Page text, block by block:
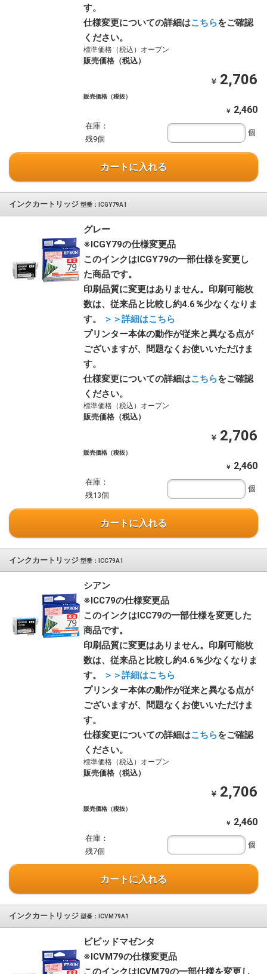
す。
仕様変更についての詳細はこちらをご確認
ください。
標準価格（税込）オープン
販売価格（税込）
￥ 2,706
販売価格（税抜）
￥ 2,460
在庫：
残9個
個
カートに入れる
インクカートリッジ 型番：ICGY79A1
グレー
※ICGY79の仕様変更品
このインクはICGY79の一部仕様を変更し
た商品です。
印刷品質に変更はありません。印刷可能枚
数は、従来品と比較し約4.6％少なくなりま
す。
＞＞詳細はこちら
プリンター本体の動作が従来と異なる点が
ございますが、問題なくお使いいただけま
す。
仕様変更についての詳細はこちらをご確認
ください。
標準価格（税込）オープン
販売価格（税込）
￥ 2,706
販売価格（税抜）
￥ 2,460
在庫：
残13個
個
カートに入れる
インクカートリッジ 型番：ICC79A1
シアン
※ICC79の仕様変更品
このインクはICC79の一部仕様を変更した
商品です。
印刷品質に変更はありません。印刷可能枚
数は、従来品と比較し約4.6％少なくなりま
す。
＞＞詳細はこちら
プリンター本体の動作が従来と異なる点が
ございますが、問題なくお使いいただけま
す。
仕様変更についての詳細はこちらをご確認
ください。
標準価格（税込）オープン
販売価格（税込）
￥ 2,706
販売価格（税抜）
￥ 2,460
在庫：
残7個
個
カートに入れる
インクカートリッジ 型番：ICVM79A1
ビビッドマゼンタ
※ICVM79の仕様変更品
このインクはICVM79の一部仕様を変更し